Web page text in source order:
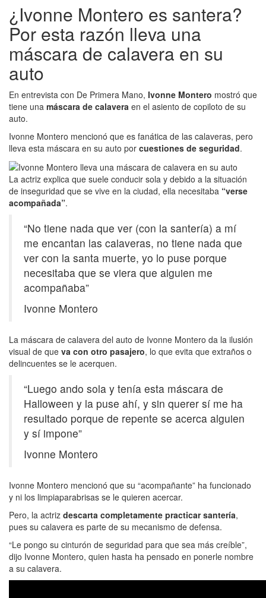
¿Ivonne Montero es santera?
Por esta razón lleva una
máscara de calavera en su
auto
En entrevista con De Primera Mano, Ivonne Montero mostró que
tiene una máscara de calavera en el asiento de copiloto de su
auto.
Ivonne Montero mencionó que es fanática de las calaveras, pero
lleva esta máscara en su auto por cuestiones de seguridad.
La actriz explica que suele conducir sola y debido a la situación
de inseguridad que se vive en la ciudad, ella necesitaba “verse
acompañada”.
“No tiene nada que ver (con la santería) a mí
me encantan las calaveras, no tiene nada que
ver con la santa muerte, yo lo puse porque
necesitaba que se viera que alguien me
acompañaba”
Ivonne Montero
La máscara de calavera del auto de Ivonne Montero da la ilusión
visual de que va con otro pasajero, lo que evita que extraños o
delincuentes se le acerquen.
“Luego ando sola y tenía esta máscara de
Halloween y la puse ahí, y sin querer sí me ha
resultado porque de repente se acerca alguien
y sí impone”
Ivonne Montero
Ivonne Montero mencionó que su “acompañante” ha funcionado
y ni los limpiaparabrisas se le quieren acercar.
Pero, la actriz descarta completamente practicar santería,
pues su calavera es parte de su mecanismo de defensa.
“Le pongo su cinturón de seguridad para que sea más creíble”,
dijo Ivonne Montero, quien hasta ha pensado en ponerle nombre
a su calavera.